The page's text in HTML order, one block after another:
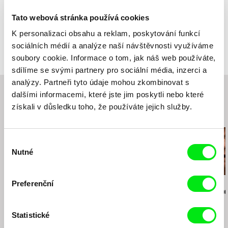
Tato webová stránka používá cookies
K personalizaci obsahu a reklam, poskytování funkcí
sociálních médií a analýze naší návštěvnosti využíváme
soubory cookie. Informace o tom, jak náš web používáte,
sdílíme se svými partnery pro sociální média, inzerci a
analýzy. Partneři tyto údaje mohou zkombinovat s
dalšími informacemi, které jste jim poskytli nebo které
získali v důsledku toho, že používáte jejich služby.
souhlasu
Nutné
Preferenční
Statistické
Švýcarsko
web:http://intermezzofilms.ch/
tel: (+41) 22 741 47 47
e-mail:info@intermezzofilms.ch ,luc@interme
zzofilms.ch
Švýcarsko
web:http://www.sweetspotdocs.com
e-mail:anna@sweetspotdocs.com
Festivaly
2016 DOK Leipzig Lake Festival India
2016 One World Romania
2016 Festival International du
FilmDocumentaire Millenium
2016 Festival Internacional de Cine en
Guadalajara
2015 Fast Forward HRFF Podgorica
2015 Planete + Doc Film Festival Warsaw
2015 International Film Festival Rotterdam
Veronika Lišková Marc Isaacs
Cesta -